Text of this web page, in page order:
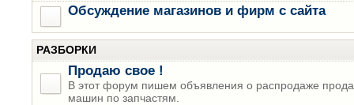
Обсуждение магазинов и фирм с сайта
РАЗБОРКИ
Продаю свое !
В этот форум пишем объявления о распродаже
машин по запчастям.